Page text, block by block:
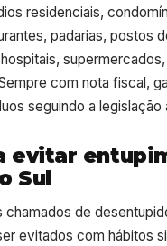
residenciais,
padarias, postos
com nota fiscal,
seguindo a legislação
evitar
Sul
chamados de
evitados com hábitos